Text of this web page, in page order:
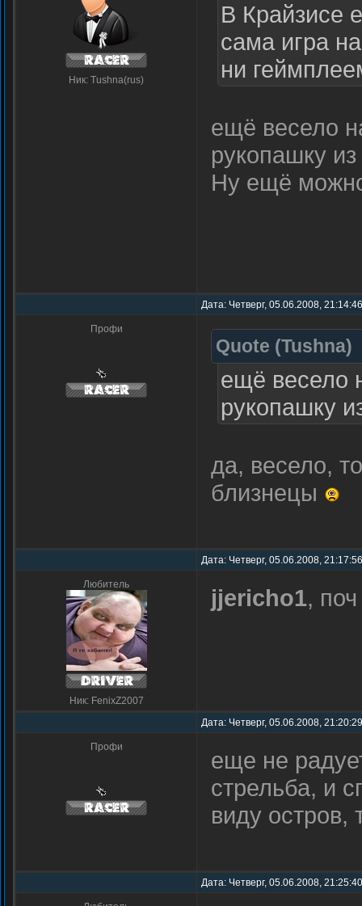
Ник: Tushna(rus)
В Крайзисе
сама игра
ни
ещё весело
рукопашку
Ну ещё
Дата: Четверг, 05.06.2008,
Профи
Quote (Tushna)
ещё весело
рукопашку
да, весело,
близнецы
Дата: Четверг, 05.06.2008,
Любитель
Ник: FenixZ2007
jjericho1,
Дата: Четверг, 05.06.2008,
Профи
еще не
стрельба, и
виду
Дата: Четверг, 05.06.2008,